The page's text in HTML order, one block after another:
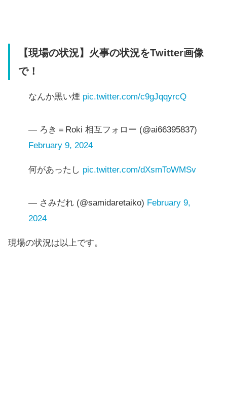
【現場の状況】火事の状況をTwitter画像
で！
なんか黒い煙 pic.twitter.com/c9gJqqyrcQ
— ろき＝Roki 相互フォロー (@ai66395837)
February 9, 2024
何があったし pic.twitter.com/dXsmToWMSv
— さみだれ (@samidaretaiko) February 9,
2024
現場の状況は以上です。